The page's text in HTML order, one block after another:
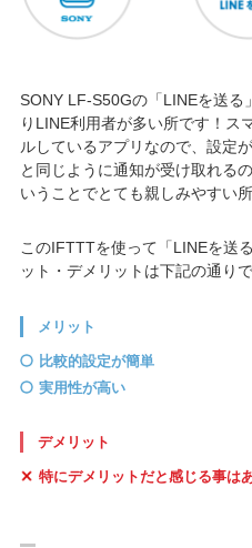
SONY LF-S50Gの「LINEを送る
りLINE利用者が多い所です！ス
ルしているアプリなので、設定
と同じように通知が受け取れる
いうことでとても親しみやすい
このIFTTTを使って「LINEを送
ット・デメリットは下記の通りで
メリット
比較的設定が簡単
実用性が高い
デメリット
特にデメリットだと感じる事は